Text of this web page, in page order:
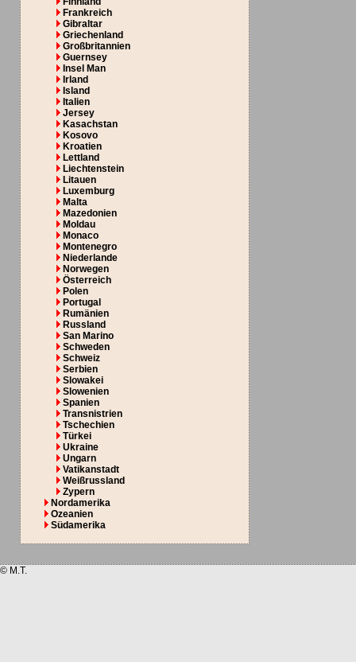
Frankreich
Gibraltar
Griechenland
Großbritannien
Guernsey
Insel Man
Irland
Island
Italien
Jersey
Kasachstan
Kosovo
Kroatien
Lettland
Liechtenstein
Litauen
Luxemburg
Malta
Mazedonien
Moldau
Monaco
Montenegro
Niederlande
Norwegen
Österreich
Polen
Portugal
Rumänien
Russland
San Marino
Schweden
Schweiz
Serbien
Slowakei
Slowenien
Spanien
Transnistrien
Tschechien
Türkei
Ukraine
Ungarn
Vatikanstadt
Weißrussland
Zypern
Nordamerika
Ozeanien
Südamerika
© M.T.